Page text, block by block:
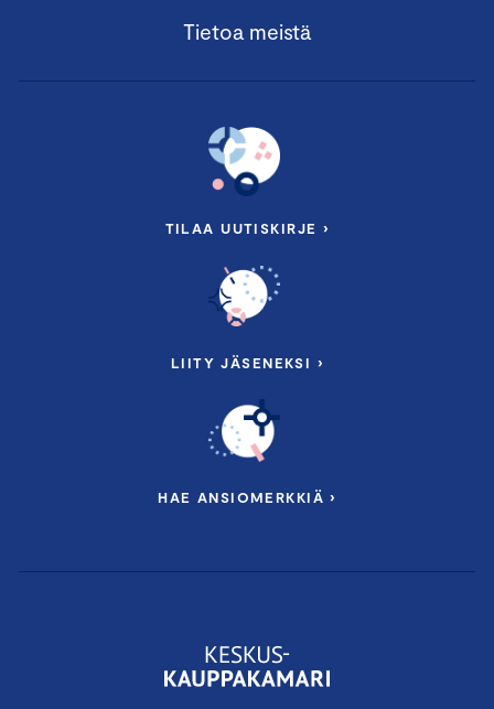
Tietoa meistä
TILAA UUTISKIRJE ›
LIITY JÄSENEKSI ›
HAE ANSIOMERKKIÄ ›